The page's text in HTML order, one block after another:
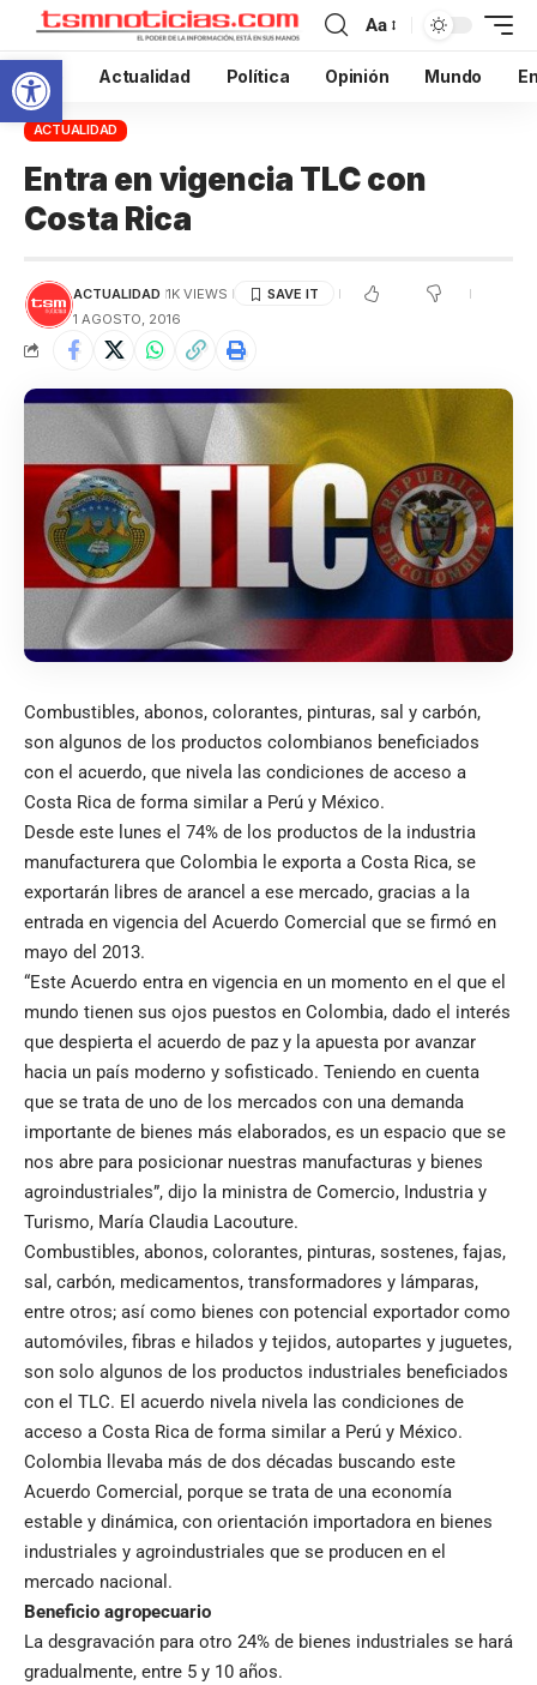
Abrir barra de herramientas
Aa
Inicio Actualidad Política Opinión Mundo
ACTUALIDAD
Entra en vigencia TLC con
Costa Rica
ACTUALIDAD 1K VIEWS
1 AGOSTO, 2016
Combustibles, abonos, colorantes, pinturas, sal y carbón,
son algunos de los productos colombianos beneficiados
con el acuerdo, que nivela las condiciones de acceso a
Costa Rica de forma similar a Perú y México.
Desde este lunes el 74% de los productos de la industria
manufacturera que Colombia le exporta a Costa Rica, se
exportarán libres de arancel a ese mercado, gracias a la
entrada en vigencia del Acuerdo Comercial que se firmó en
mayo del 2013.
“Este Acuerdo entra en vigencia en un momento en el que el
mundo tienen sus ojos puestos en Colombia, dado el interés
que despierta el acuerdo de paz y la apuesta por avanzar
hacia un país moderno y sofisticado. Teniendo en cuenta
que se trata de uno de los mercados con una demanda
importante de bienes más elaborados, es un espacio que se
nos abre para posicionar nuestras manufacturas y bienes
agroindustriales”, dijo la ministra de Comercio, Industria y
Turismo, María Claudia Lacouture.
Combustibles, abonos, colorantes, pinturas, sostenes, fajas,
sal, carbón, medicamentos, transformadores y lámparas,
entre otros; así como bienes con potencial exportador como
automóviles, fibras e hilados y tejidos, autopartes y juguetes,
son solo algunos de los productos industriales beneficiados
con el TLC. El acuerdo nivela nivela las condiciones de
acceso a Costa Rica de forma similar a Perú y México.
Colombia llevaba más de dos décadas buscando este
Acuerdo Comercial, porque se trata de una economía
estable y dinámica, con orientación importadora en bienes
industriales y agroindustriales que se producen en el
mercado nacional.
Beneficio agropecuario
La desgravación para otro 24% de bienes industriales se hará
gradualmente, entre 5 y 10 años.